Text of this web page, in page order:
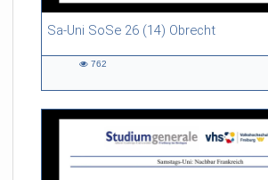
Sa-Uni SoSe 26 (14) Obrecht
46:53 duration
762